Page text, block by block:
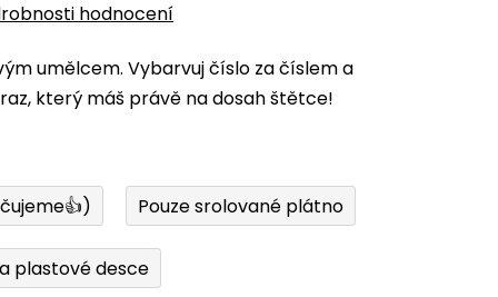
hodnocení
umělcem. Vybarvuj číslo za číslem a
který máš právě na dosah štětce!
Pouze srolované plátno
plastové desce